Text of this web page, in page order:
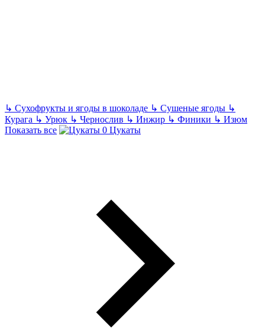
↳ Сухофрукты и ягоды в шоколаде ↳ Сушеные ягоды ↳
Курага ↳ Урюк ↳ Чернослив ↳ Инжир ↳ Финики ↳ Изюм
Показать все
Цукаты